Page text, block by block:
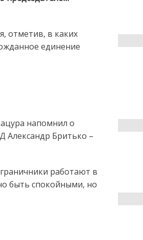
отметив, в каких
единение
напомнил о
Александр Бритько –
работают в
быть спокойными, но